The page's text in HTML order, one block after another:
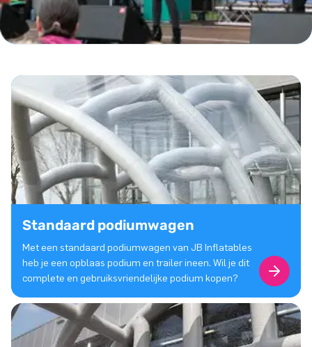
Standaard podiumwagen
Met een standaard podiumwagen van JB Inflatables
heb je een opblaas podium en trailer ineen. Wil je dit
complete en gebruiksvriendelijke podium kopen?